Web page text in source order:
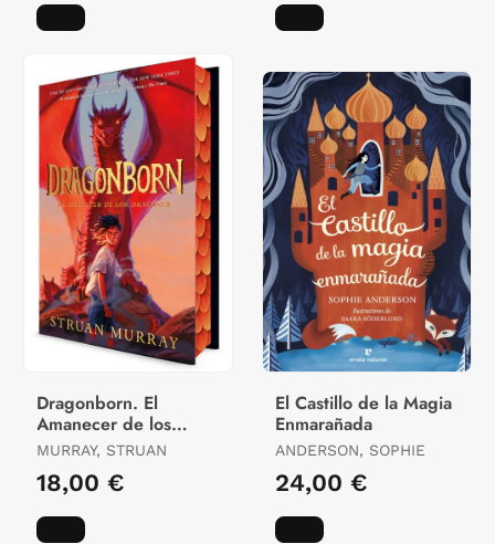
Dragonborn. El
Amanecer de los
Dragones
MURRAY, STRUAN
18,00 €
El Castillo de la Magia
Enmarañada
ANDERSON, SOPHIE
24,00 €